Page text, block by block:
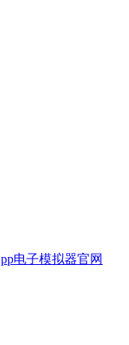
pp电子模拟器官网